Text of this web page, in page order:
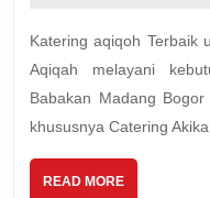
Katering aqiqoh Terbaik untuk Buah Hati Anda Mutiara Hijrah
Aqiqah melayani
Babakan Madang
khususnya Catering
READ MOREREAD